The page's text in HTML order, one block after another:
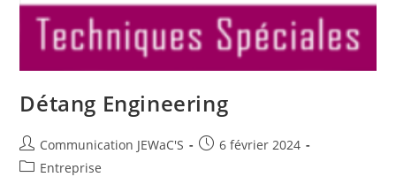
Détang Engineering
Communication JEWaC'S
6 février 2024
Entreprise